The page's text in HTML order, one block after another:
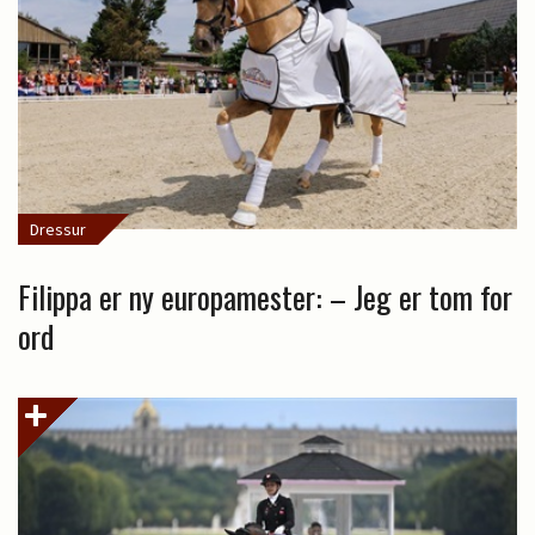
Dressur
Filippa er ny europamester: – Jeg er tom for
ord